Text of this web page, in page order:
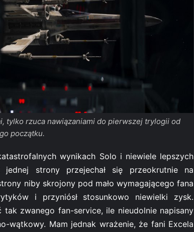
tylko rzuca nawiązaniami do pierwszej trylogii od
początku.
wynikach Solo i niewiele lepszych
strony przejechał się przeokrutnie na
niby skrojony pod mało wymagającego fana
i przyniósł stosunkowo niewielki zysk.
zwanego fan-service, ile nieudolnie napisany
wątkowy. Mam jednak wrażenie, że fani Excela